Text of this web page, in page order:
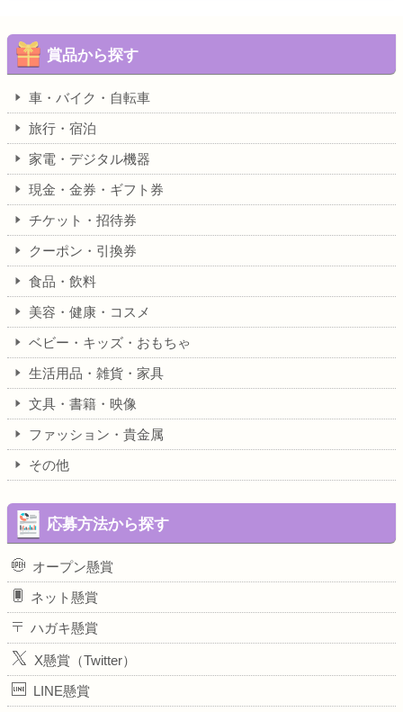
賞品から探す
車・バイク・自転車
旅行・宿泊
家電・デジタル機器
現金・金券・ギフト券
チケット・招待券
クーポン・引換券
食品・飲料
美容・健康・コスメ
ベビー・キッズ・おもちゃ
生活用品・雑貨・家具
文具・書籍・映像
ファッション・貴金属
その他
応募方法から探す
オープン懸賞
ネット懸賞
ハガキ懸賞
X懸賞（Twitter）
LINE懸賞